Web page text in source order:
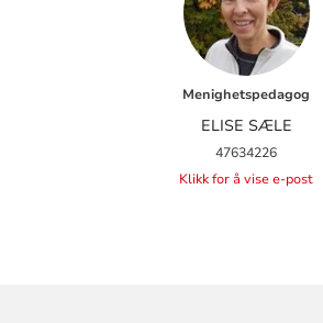
Menighetspedagog
ELISE SÆLE
47634226
Klikk for å vise e-post